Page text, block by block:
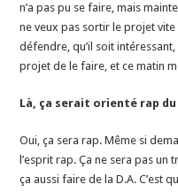
n’a pas pu se faire, mais
ne veux pas sortir le projet vite
défendre, qu’il soit intéressant,
projet de le faire, et ce matin
Là, ça serait orienté rap du
Oui, ça sera rap. Même si
l’esprit rap. Ça ne sera pas un
ça aussi faire de la D.A. C’est